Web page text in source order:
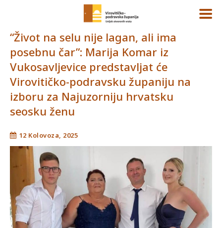
“Život na selu nije lagan, ali ima
posebnu čar”: Marija Komar iz
Vukosavljevice predstavljat će
Virovitičko-podravsku županiju na
izboru za Najuzorniju hrvatsku
seosku ženu
12 Kolovoza, 2025